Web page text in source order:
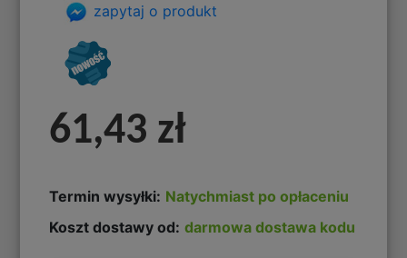
zapytaj o produkt
61,43 zł
Termin wysyłki: Natychmiast po opłaceniu
Koszt dostawy od: darmowa dostawa kodu